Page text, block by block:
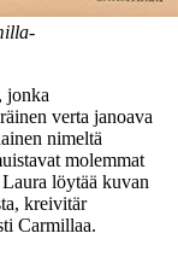
-
jonka
verta janoava
nimeltä
molemmat
Laura löytää kuvan
kreivitär
Carmillaa.